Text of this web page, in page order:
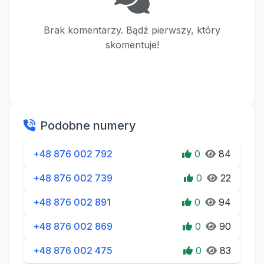
Brak komentarzy. Bądź pierwszy, który
skomentuje!
Podobne numery
+48 876 002 792 0 84
+48 876 002 739 0 22
+48 876 002 891 0 94
+48 876 002 869 0 90
+48 876 002 475 0 83